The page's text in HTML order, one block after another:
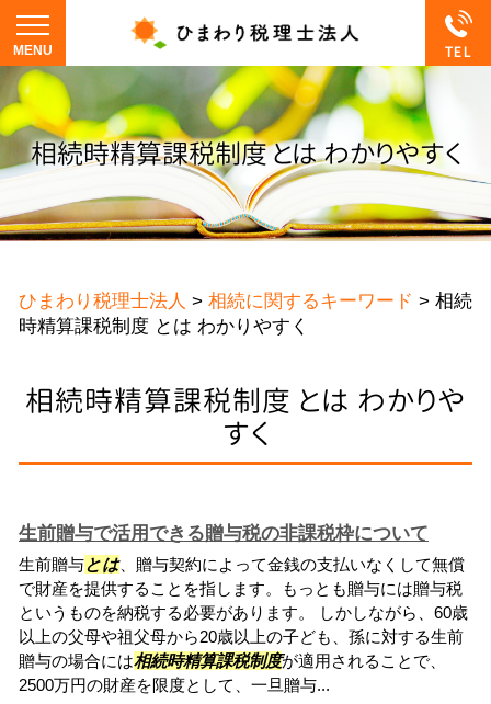
相続時精算課税制度 とは わかりやすく
ひまわり税理士法人 > 相続に関するキーワード > 相続
時精算課税制度 とは わかりやすく
相続時精算課税制度 とは わかりや
すく
生前贈与で活用できる贈与税の非課税枠について
生前贈与とは、贈与契約によって金銭の支払いなくして無償
で財産を提供することを指します。もっとも贈与には贈与税
というものを納税する必要があります。 しかしながら、60歳
以上の父母や祖父母から20歳以上の子ども、孫に対する生前
贈与の場合には相続時精算課税制度が適用されることで、
2500万円の財産を限度として、一旦贈与...